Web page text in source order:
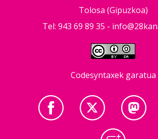
Tolosa (Gipuzkoa)
Tel: 943 69 89 35 -
Codesyntaxek garatua